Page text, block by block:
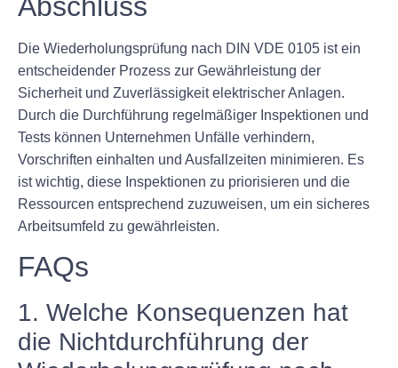
Die Wiederholungsprüfung nach DIN VDE 0105 ist ein
entscheidender Prozess zur Gewährleistung der
Sicherheit und Zuverlässigkeit elektrischer Anlagen.
Durch die Durchführung regelmäßiger Inspektionen und
Tests können Unternehmen Unfälle verhindern,
Vorschriften einhalten und Ausfallzeiten minimieren. Es
ist wichtig, diese Inspektionen zu priorisieren und die
Ressourcen entsprechend zuzuweisen, um ein sicheres
Arbeitsumfeld zu gewährleisten.
FAQs
1. Welche Konsequenzen hat
die Nichtdurchführung der